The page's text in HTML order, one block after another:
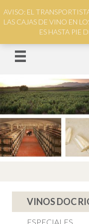
AVISO: EL
LAS CAJAS DE VINO EN
ES HASTA PIE
ESPECIALES
VINOS DOC